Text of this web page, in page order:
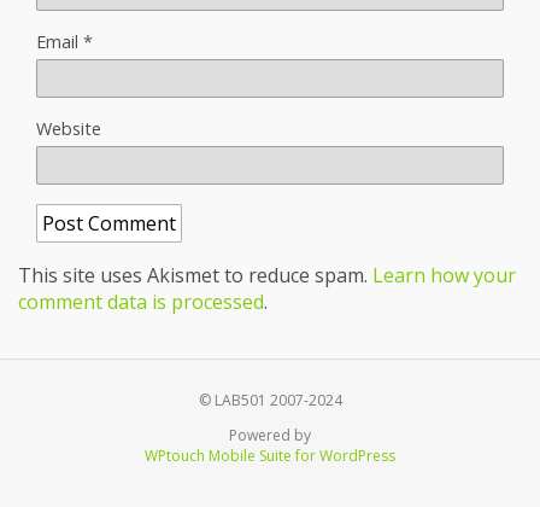
Email *
Website
This site uses Akismet to reduce spam. Learn how your
comment data is processed.
© LAB501 2007-2024
Powered by
WPtouch Mobile Suite for WordPress